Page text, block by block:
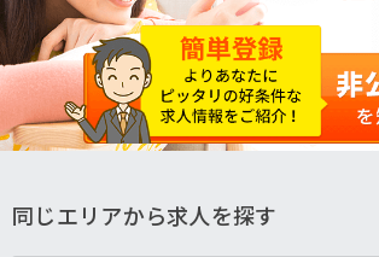
同じエリアから求人を探す